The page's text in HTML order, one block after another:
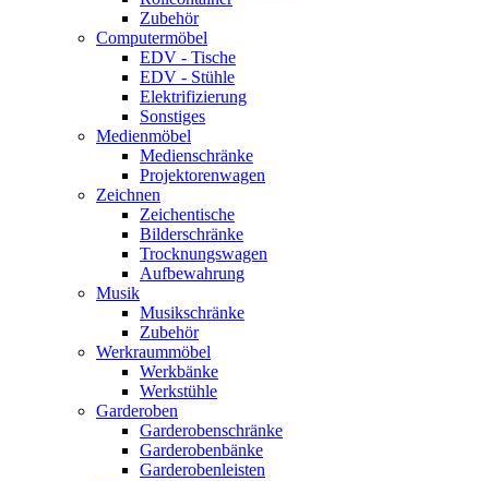
Zubehör
Computermöbel
EDV - Tische
EDV - Stühle
Elektrifizierung
Sonstiges
Medienmöbel
Medienschränke
Projektorenwagen
Zeichnen
Zeichentische
Bilderschränke
Trocknungswagen
Aufbewahrung
Musik
Musikschränke
Zubehör
Werkraummöbel
Werkbänke
Werkstühle
Garderoben
Garderobenschränke
Garderobenbänke
Garderobenleisten